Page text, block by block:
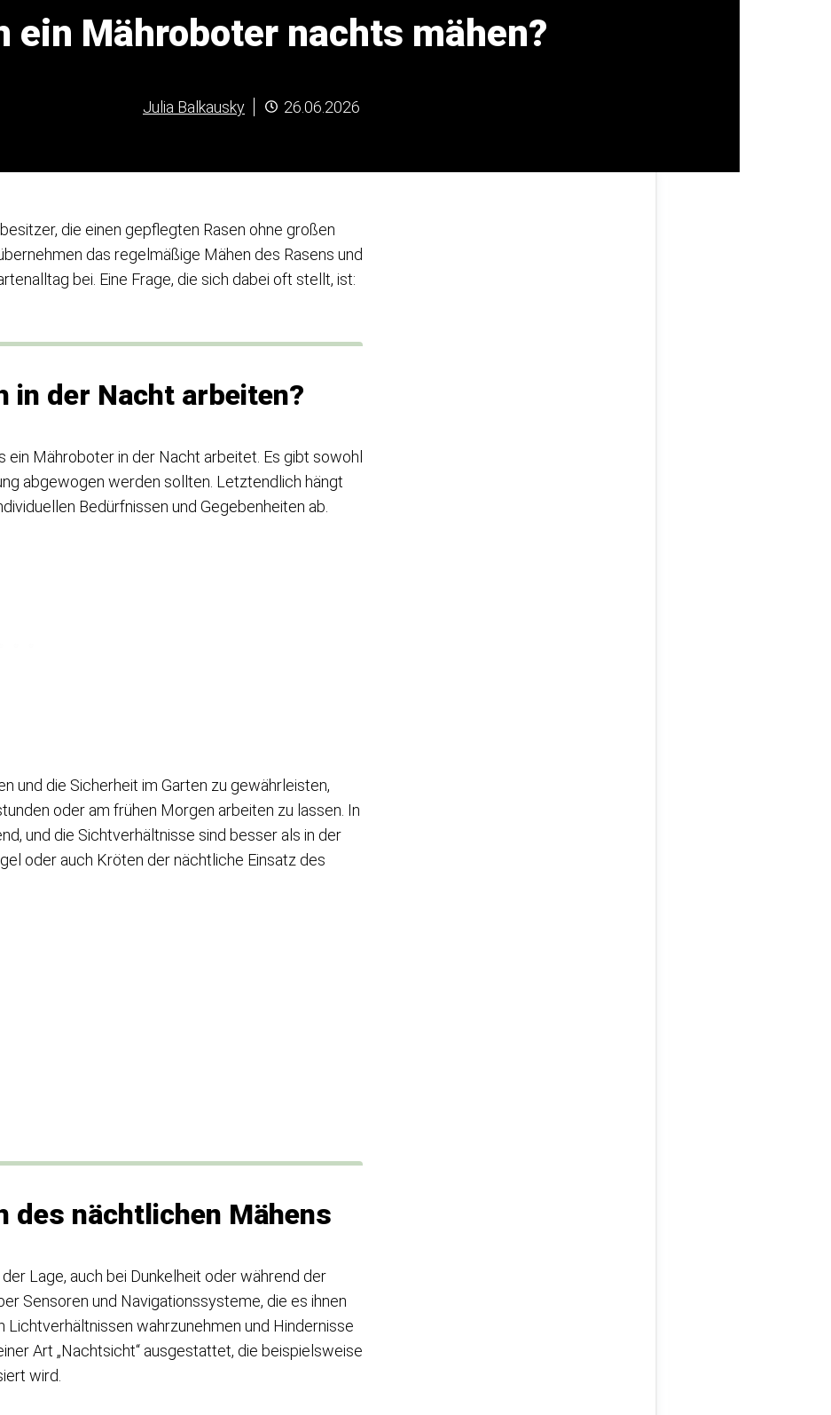
ein Mähroboter nachts mähen?
Julia Balkausky 26.06.2026
die einen gepflegten Rasen ohne großen
das regelmäßige Mähen des Rasens und
bei. Eine Frage, die sich dabei oft stellt, ist:
in der Nacht arbeiten?
Mähroboter in der Nacht arbeitet. Es gibt sowohl
abgewogen werden sollten. Letztendlich hängt
Bedürfnissen und Gegebenheiten ab.
und die Sicherheit im Garten zu gewährleisten,
oder am frühen Morgen arbeiten zu lassen. In
und die Sichtverhältnisse sind besser als in der
oder auch Kröten der nächtliche Einsatz des
des nächtlichen Mähens
Lage, auch bei Dunkelheit oder während der
Sensoren und Navigationssysteme, die es ihnen
wahrzunehmen und Hindernisse
Art „Nachtsicht“ ausgestattet, die beispielsweise
wird.